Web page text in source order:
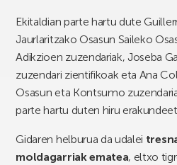
Ekitaldian parte hartu dute
Jaurlaritzako Osasun Saileko
Adikzioen zuzendariak, Joseba
zuzendari zientifikoak eta Ana
Osasun eta Kontsumo
parte hartu duten hiru
Gidaren helburua da udalei
moldagarriak ematea, eltxo